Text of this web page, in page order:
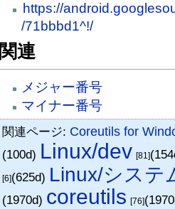
https://
/71bbbd1^!/
関連
メジャー番号
マイナー番号
関連ページ: Coreutils for
(100d) Linux/dev [81]
[6](625d) Linux/システ
(1970d) coreutils [76]